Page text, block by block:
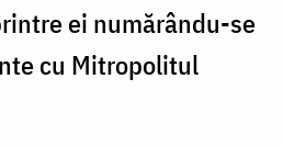
ei numărându-se
cu Mitropolitul